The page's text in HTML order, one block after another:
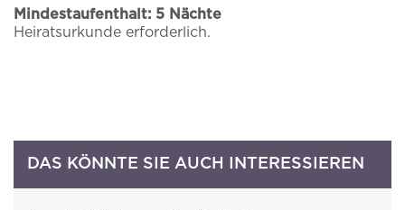
Intime Hochzeiten
NEWSLETTER
Mindestaufenthalt: 5 Nächte
Heiratsurkunde erforderlich.
DAS KÖNNTE SIE AUCH INTERESSIEREN
Kenntnis genommen und akzeptiert
Ich akzeptiere dieVerarbeitung meiner